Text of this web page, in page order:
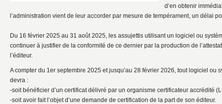
d’en obtenir
l’administration vient de leur accorder par mesure de tempérament, un délai
Du 16 février 2025 au 31 août 2025, les assujettis utilisant un logiciel ou
continuer à justifier de la conformité de ce dernier par la production de
l’éditeur.
A compter du 1er septembre 2025 et jusqu’au 28 février 2026, tout logiciel ou
devra :
-soit bénéficier d’un certificat délivré par un organisme certificateur accrédité
-soit avoir fait l’objet d’une demande de certification de la part de son éditeur.